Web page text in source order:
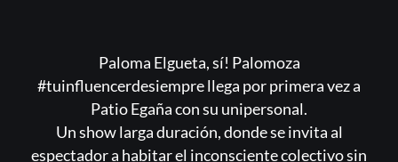
Paloma Elgueta, sí! Palomoza
#tuinfluencerdesiempre llega por primera vez a
Patio Egaña con su unipersonal.
Un show larga duración, donde se invita al
espectador a habitar el inconsciente colectivo sin